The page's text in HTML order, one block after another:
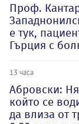
Проф.
е тук,
Гърция с
13 часа
Абровски:
който се
да влиза от